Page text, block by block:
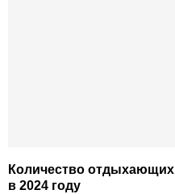
Количество
в 2024 году